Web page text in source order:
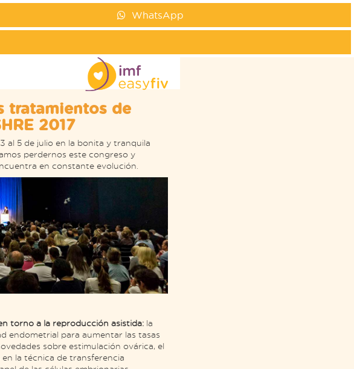
WhatsApp
tratamientos de
2017
al 5 de julio en la bonita y tranquila
perdernos este congreso y
en constante evolución.
torno a la reproducción asistida: la
endometrial para aumentar las tasas
sobre estimulación ovárica, el
la técnica de transferencia